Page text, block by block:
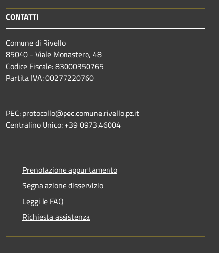
CONTATTI
Comune di Rivello
85040 - Viale Monastero, 48
Codice Fiscale: 83000350765
Partita IVA: 00277220760
PEC: protocollo@pec.comune.rivello.pz.it
Centralino Unico: +39 0973.46004
Prenotazione appuntamento
Segnalazione disservizio
Leggi le FAQ
Richiesta assistenza